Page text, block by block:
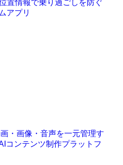
置情報で乗り過ごしを防ぐ
アプリ
・画像・音声を一元管理す
コンテンツ制作プラットフ